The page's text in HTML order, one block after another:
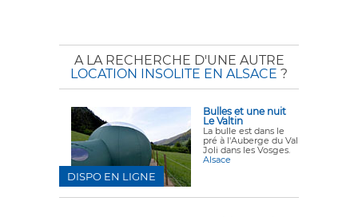
A LA RECHERCHE D'UNE AUTRE
LOCATION INSOLITE EN ALSACE ?
Bulles et une nuit
Le Valtin
La bulle est dans le
pré à l'Auberge du Val
Joli dans les Vosges.
Alsace
DISPO EN LIGNE